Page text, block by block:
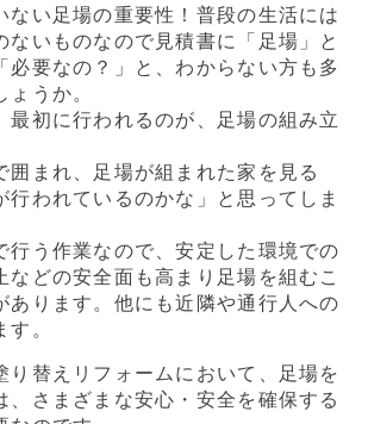
ない足場の重要性！普段の生活には
ないものなので見積書に「足場」と
必要なの？」と、わからない方も多
うか。
最初に行われるのが、足場の組み立
囲まれ、足場が組まれた家を見る
行われているのかな」と思ってしま
行う作業なので、安定した環境での
などの安全面も高まり足場を組むこ
あります。他にも近隣や通行人への
。
り替えリフォームにおいて、足場を
、さまざまな安心・安全を確保する